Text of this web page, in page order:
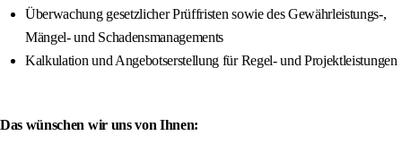
Überwachung gesetzlicher Prüffristen sowie des Gewährleistungs-,
Mängel- und Schadensmanagements
Kalkulation und Angebotserstellung für Regel- und Projektleistungen
Das wünschen wir uns von Ihnen: